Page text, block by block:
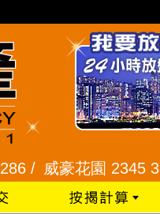
威豪花園 2345 3331 /